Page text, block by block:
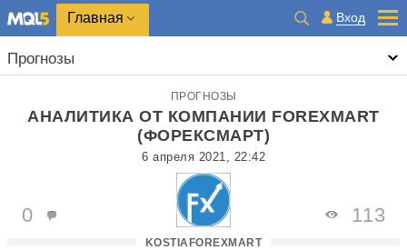
Главная Вход
Прогнозы
ПРОГНОЗЫ
АНАЛИТИКА ОТ КОМПАНИИ FOREXMART
(ФОРЕКСМАРТ)
6 апреля 2021, 22:42
KOSTIAFOREXMART
0 113